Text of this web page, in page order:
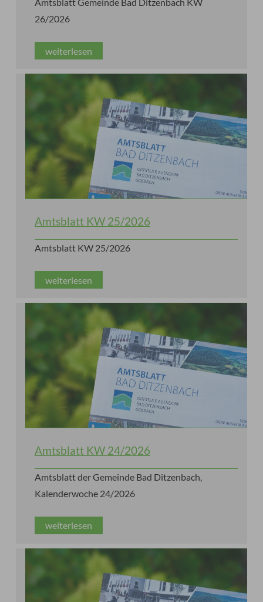
Amtsblatt Gemeinde Bad Ditzenbach KW
26/2026
weiterlesen
Amtsblatt KW 25/2026
Amtsblatt KW 25/2026
weiterlesen
Amtsblatt KW 24/2026
Amtsblatt der Gemeinde Bad Ditzenbach,
Kalenderwoche 24/2026
weiterlesen